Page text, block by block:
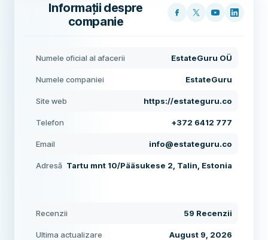
Informații despre
companie
Numele oficial al afacerii EstateGuru OÜ
Numele companiei EstateGuru
Site web https://estateguru.co
Telefon +372 6412 777
Email info@estateguru.co
Adresă Tartu mnt 10/Pääsukese 2, Talin, Estonia
Recenzii 59 Recenzii
Ultima actualizare August 9, 2026